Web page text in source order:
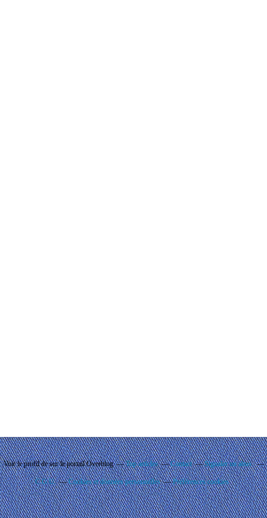
Voir le profil desur le portail Overblog Top articles Contact Signaler un abus
C.G.U. Cookies et données personnelles Préférences cookies